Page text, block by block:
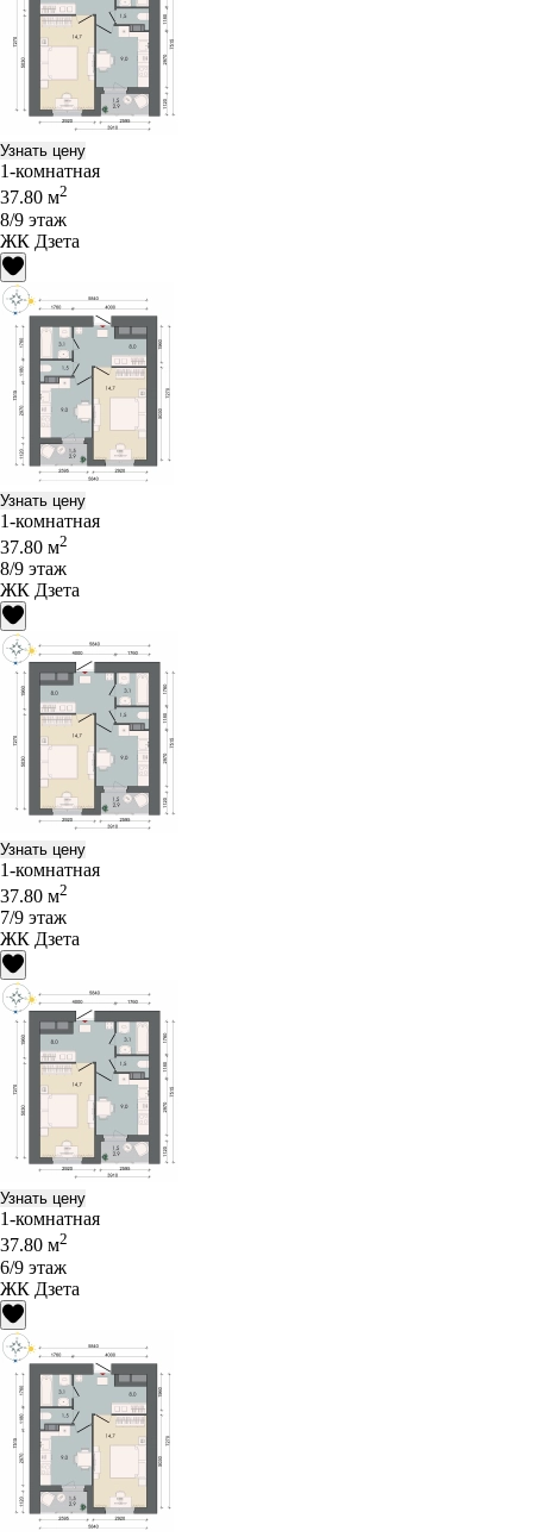
Узнать цену
1-комнатная
37.80 м2
8/9 этаж
ЖК Дзета
Узнать цену
1-комнатная
37.80 м2
8/9 этаж
ЖК Дзета
Узнать цену
1-комнатная
37.80 м2
7/9 этаж
ЖК Дзета
Узнать цену
1-комнатная
37.80 м2
6/9 этаж
ЖК Дзета